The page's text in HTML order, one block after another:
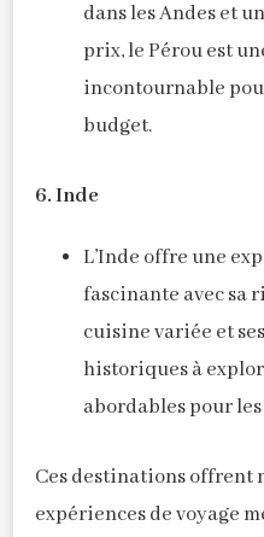
dans les Andes et
prix, le Pérou est
incontournable
budget.
6. Inde
L’Inde offre une
fascinante avec sa
cuisine variée et
historiques à
abordables pour
Ces destinations offrent
expériences de voyage